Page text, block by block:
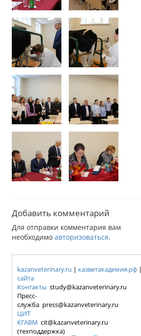
Добавить комментарий
Для отправки комментария вам
необходимо авторизоваться.
kazanveterinary.ru | казветакадемия.рф |
сайта
Контакты study@kazanveterinary.ru
Пресс-
служба press@kazanveterinary.ru
ЦИТ
КГАВМ cit@kazanveterinary.ru
(техподдержка)